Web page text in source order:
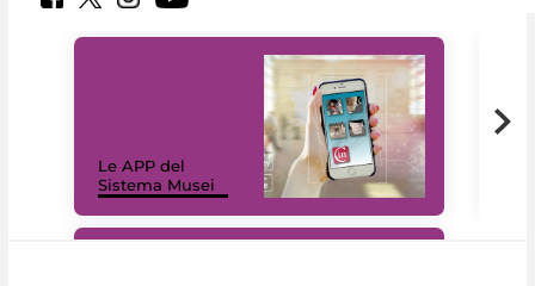
Le APP del
Sistema Musei